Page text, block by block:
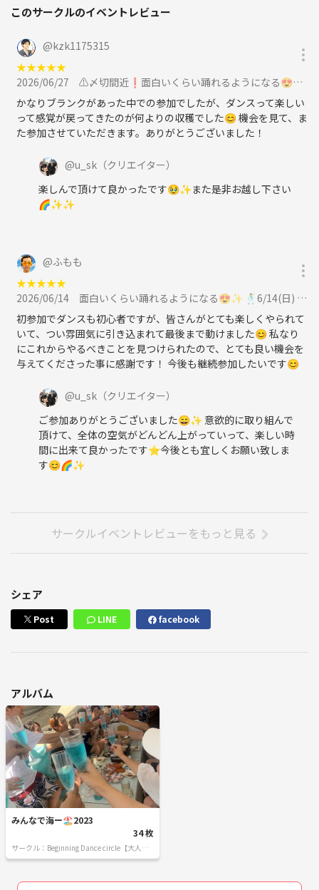
このサークルのイベントレビュー
@kzk1175315
★★★★★
2026/06/27
⚠️〆切間近❗️面白いくらい踊れるようになる😍✨ 🕺6/27(土) 11:00〜ダンスワークショップに参加
かなりブランクがあった中での参加でしたが、ダンスって楽しい
って感覚が戻ってきたのが何よりの収穫でした😊 機会を見て、ま
た参加させていただきます。ありがとうございました！
@u_sk （クリエイター）
楽しんで頂けて良かったです🥹✨また是非お越し下さい
🌈✨✨
@ふもも
★★★★★
2026/06/14
面白いくらい踊れるようになる😍✨ 🕺6/14(日) 11:00〜ダンスワークショップに参加
初参加でダンスも初心者ですが、皆さんがとても楽しくやられて
いて、つい雰囲気に引き込まれて最後まで動けました😊 私なり
にこれからやるべきことを見つけられたので、とても良い機会を
与えてくださった事に感謝です！ 今後も継続参加したいです😊
@u_sk （クリエイター）
ご参加ありがとうございました😄✨ 意欲的に取り組んで
頂けて、全体の空気がどんどん上がっていって、楽しい時
間に出来て良かったです⭐️今後とも宜しくお願い致しま
す😊🌈✨
サークルイベントレビューをもっと見る
シェア
Post LINE facebook
アルバム
みんなで海ー🏖️2023
34 枚
サークル：Beginning Dance circle【大人も
ダンスを楽しみ隊】